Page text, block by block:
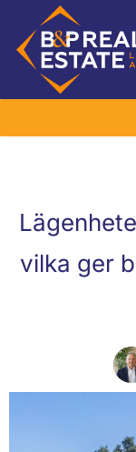
vilka ger